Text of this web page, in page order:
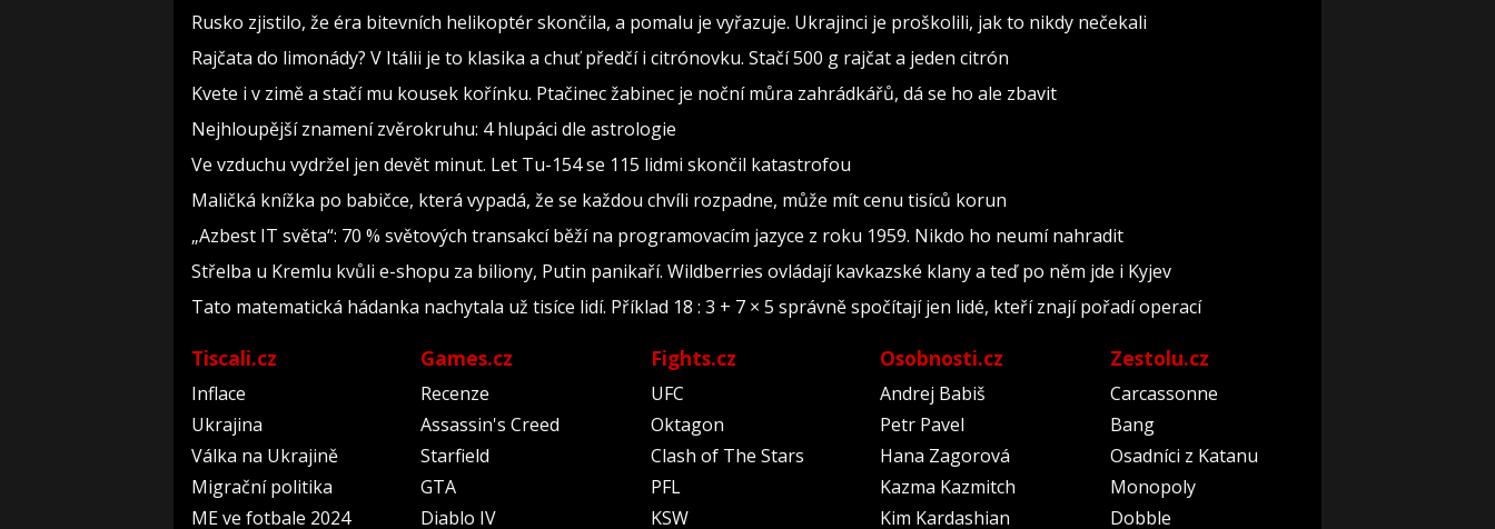
Rusko zjistilo, že éra bitevních helikoptér skončila, a pomalu je vyřazuje. Ukrajinci je proškolili, jak to nikdy nečekali
Rajčata do limonády? V Itálii je to klasika a chuť předčí i citrónovku. Stačí 500 g rajčat a jeden citrón
Kvete i v zimě a stačí mu kousek kořínku. Ptačinec žabinec je noční můra zahrádkářů, dá se ho ale zbavit
Nejhloupější znamení zvěrokruhu: 4 hlupáci dle astrologie
Ve vzduchu vydržel jen devět minut. Let Tu-154 se 115 lidmi skončil katastrofou
Maličká knížka po babičce, která vypadá, že se každou chvíli rozpadne, může mít cenu tisíců korun
„Azbest IT světa“: 70 % světových transakcí běží na programovacím jazyce z roku 1959. Nikdo ho neumí nahradit
Střelba u Kremlu kvůli e-shopu za biliony, Putin panikaří. Wildberries ovládají kavkazské klany a teď po něm jde i Kyjev
Tato matematická hádanka nachytala už tisíce lidí. Příklad 18 : 3 + 7 × 5 správně spočítají jen lidé, kteří znají pořadí operací
Tiscali.cz
Inflace
Ukrajina
Válka na Ukrajině
Migrační politika
ME ve fotbale 2024
Games.cz
Recenze
Assassin's Creed
Starfield
GTA
Diablo IV
Fights.cz
UFC
Oktagon
Clash of The Stars
PFL
KSW
Osobnosti.cz
Andrej Babiš
Petr Pavel
Hana Zagorová
Kazma Kazmitch
Kim Kardashian
Zestolu.cz
Carcassonne
Bang
Osadníci z Katanu
Monopoly
Dobble